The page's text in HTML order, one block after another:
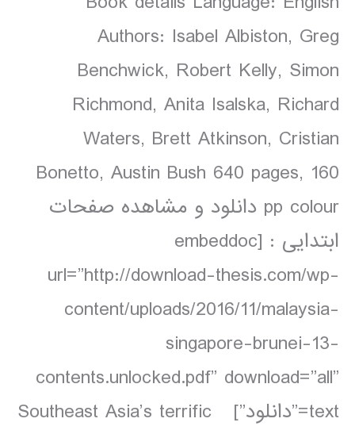
Authors: Isabel Albiston, Greg
Benchwick, Robert Kelly, Simon
Richmond, Anita Isalska, Richard
Waters, Brett Atkinson, Cristian
Bonetto, Austin Bush 640 pages, 160
pp colour دانلود و مشاهده صفحات
ابتدایی : [embeddoc
url=”http://download-thesis.com/wp-
content/uploads/2016/11/malaysia-
singapore-brunei-13-
contents.unlocked.pdf” download=”all”
text=”دانلود”] Southeast Asia’s terrific